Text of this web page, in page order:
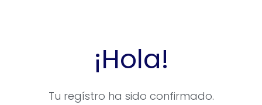
¡Hola!
Tu regístro ha sido confirmado.